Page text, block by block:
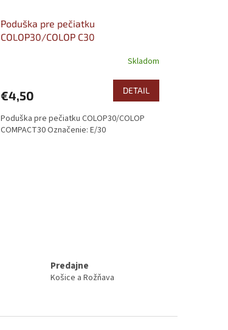
Poduška pre pečiatku
COLOP30/COLOP C30
Skladom
€4,50 DETAIL
Poduška pre pečiatku COLOP30/COLOP
COMPACT30 Označenie: E/30
Predajne
Košice a Rožňava